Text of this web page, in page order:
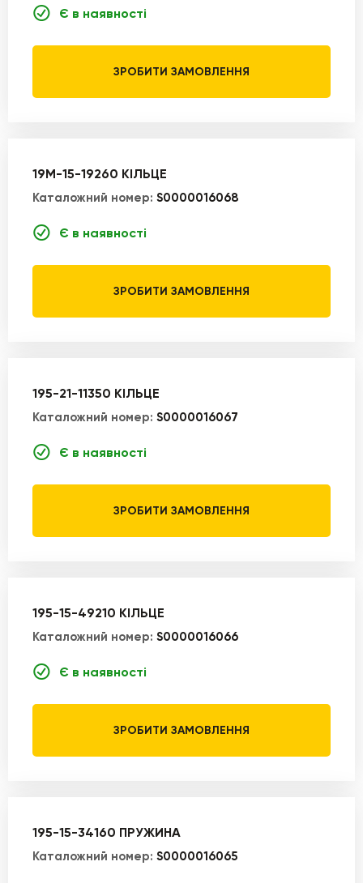
Є в наявності
ЗРОБИТИ ЗАМОВЛЕННЯ
19M-15-19260 КІЛЬЦЕ
Каталожний номер: S0000016068
Є в наявності
ЗРОБИТИ ЗАМОВЛЕННЯ
195-21-11350 КІЛЬЦЕ
Каталожний номер: S0000016067
Є в наявності
ЗРОБИТИ ЗАМОВЛЕННЯ
195-15-49210 КІЛЬЦЕ
Каталожний номер: S0000016066
Є в наявності
ЗРОБИТИ ЗАМОВЛЕННЯ
195-15-34160 ПРУЖИНА
Каталожний номер: S0000016065